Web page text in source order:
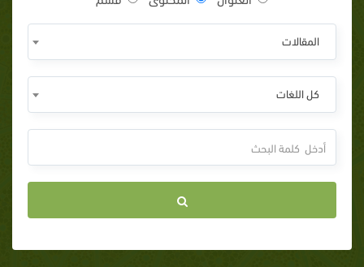
المقالات
كل اللغات